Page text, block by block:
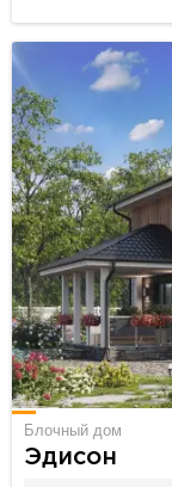
Блочный дом
Эдисон